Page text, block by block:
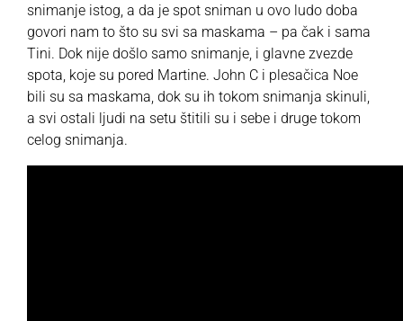
snimanje istog, a da je spot sniman u ovo ludo doba
govori nam to što su svi sa maskama – pa čak i sama
Tini. Dok nije došlo samo snimanje, i glavne zvezde
spota, koje su pored Martine. John C i plesačica Noe
bili su sa maskama, dok su ih tokom snimanja skinuli,
a svi ostali ljudi na setu štitili su i sebe i druge tokom
celog snimanja.